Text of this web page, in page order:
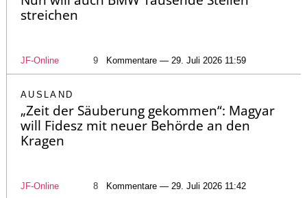
streichen
JF-Online 9 Kommentare — 29. Juli 2026 11:59
AUSLAND
„Zeit der Säuberung gekommen“: Magyar
will Fidesz mit neuer Behörde an den
Kragen
JF-Online 8 Kommentare — 29. Juli 2026 11:42